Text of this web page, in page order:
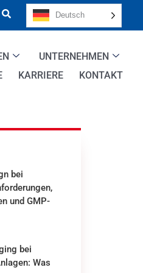
Deutsch
UNTERNEHMEN
KARRIERE KONTAKT
bei
und GMP-
bei
Was